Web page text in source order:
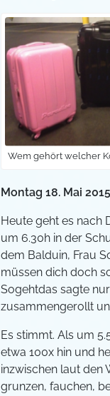
Wem gehört welcher
Montag 18. Mai 2015
Heute geht es nach
um 6.30h in der
dem Balduin, Frau
müssen dich doch
Sogehtdas sagte
zusammengerollt
Es stimmt. Als um
etwa 100x hin und
inzwischen laut den
grunzen, fauchen,